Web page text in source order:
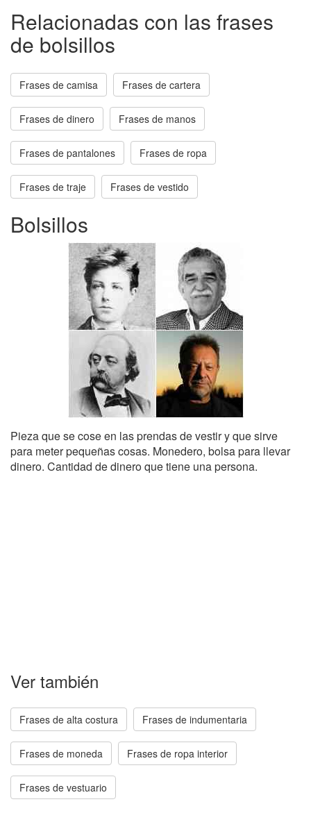
Relacionadas con las frases
de bolsillos
Frases de camisa Frases de cartera
Frases de dinero Frases de manos
Frases de pantalones Frases de ropa
Frases de traje Frases de vestido
Bolsillos
Pieza que se cose en las prendas de vestir y que sirve
para meter pequeñas cosas. Monedero, bolsa para llevar
dinero. Cantidad de dinero que tiene una persona.
Ver también
Frases de alta costura Frases de indumentaria
Frases de moneda Frases de ropa interior
Frases de vestuario